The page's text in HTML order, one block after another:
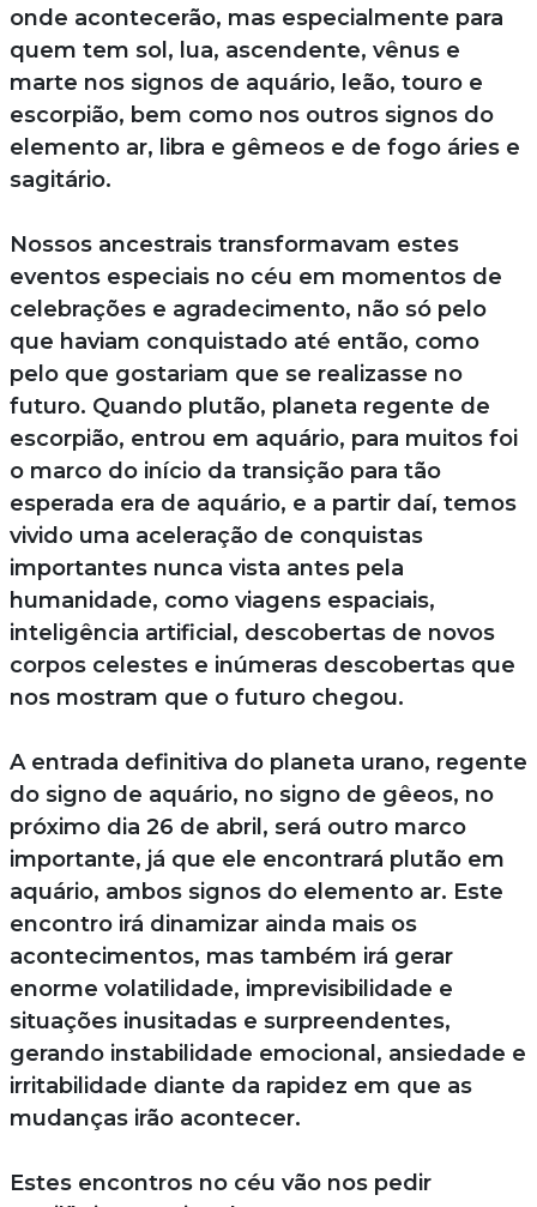
onde acontecerão, mas especialmente para
quem tem sol, lua, ascendente, vênus e
marte nos signos de aquário, leão, touro e
escorpião, bem como nos outros signos do
elemento ar, libra e gêmeos e de fogo áries e
sagitário.
Nossos ancestrais transformavam estes
eventos especiais no céu em momentos de
celebrações e agradecimento, não só pelo
que haviam conquistado até então, como
pelo que gostariam que se realizasse no
futuro. Quando plutão, planeta regente de
escorpião, entrou em aquário, para muitos foi
o marco do início da transição para tão
esperada era de aquário, e a partir daí, temos
vivido uma aceleração de conquistas
importantes nunca vista antes pela
humanidade, como viagens espaciais,
inteligência artificial, descobertas de novos
corpos celestes e inúmeras descobertas que
nos mostram que o futuro chegou.
A entrada definitiva do planeta urano, regente
do signo de aquário, no signo de gêeos, no
próximo dia 26 de abril, será outro marco
importante, já que ele encontrará plutão em
aquário, ambos signos do elemento ar. Este
encontro irá dinamizar ainda mais os
acontecimentos, mas também irá gerar
enorme volatilidade, imprevisibilidade e
situações inusitadas e surpreendentes,
gerando instabilidade emocional, ansiedade e
irritabilidade diante da rapidez em que as
mudanças irão acontecer.
Estes encontros no céu vão nos pedir